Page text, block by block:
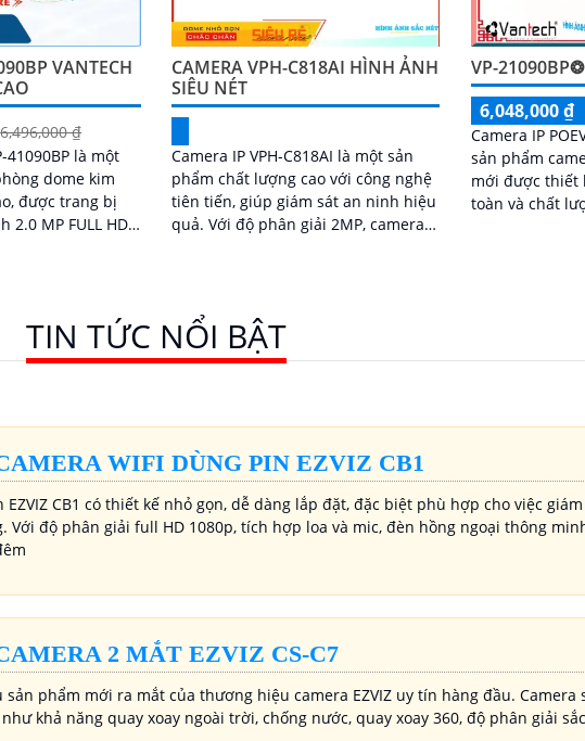
VANTECH
6,496,000 ₫
41090BP là một
dome kim
được trang bị
2.0 MP FULL HD
CAMERA VPH-C818AI HÌNH ẢNH
SIÊU NÉT
Camera IP VPH-C818AI là một sản
phẩm chất lượng cao với công nghệ
tiên tiến, giúp giám sát an ninh hiệu
quả. Với độ phân giải 2MP, camera
VP-
6,048,000 ₫
Camera IP
sản phẩm
mới được thiết
toàn và chất
TIN TỨC NỔI BẬT
WIFI DÙNG PIN EZVIZ CB1
CB1 có thiết kế nhỏ gọn, dễ dàng lắp đặt, đặc biệt phù hợp cho việc
Với độ phân giải full HD 1080p, tích hợp loa và mic, đèn hồng ngoại thông
2 MẮT EZVIZ CS-C7
sản phẩm mới ra mắt của thương hiệu camera EZVIZ uy tín hàng đầu.
khả năng quay xoay ngoài trời, chống nước, quay xoay 360, độ phân giải